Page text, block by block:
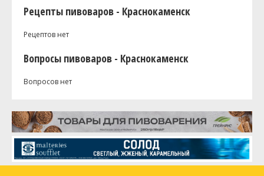
Рецепты пивоваров - Краснокаменск
Рецептов нет
Вопросы пивоваров - Краснокаменск
Вопросов нет